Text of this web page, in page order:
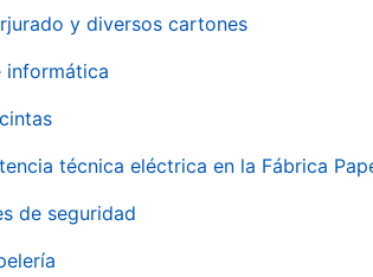
y diversos cartones
informática
técnica eléctrica en la Fábrica
de seguridad